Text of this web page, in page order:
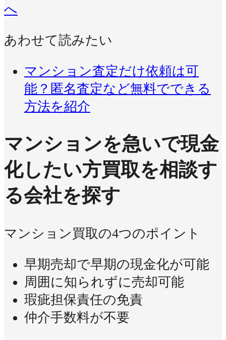
へ
あわせて読みたい
マンション査定だけ依頼は可
能？匿名査定など無料でできる
方法を紹介
マンションを急いで現金
化したい方買取を相談す
る会社を探す
マンション買取の4つのポイント
早期売却で早期の現金化が可能
周囲に知られずに売却可能
瑕疵担保責任の免責
仲介手数料が不要